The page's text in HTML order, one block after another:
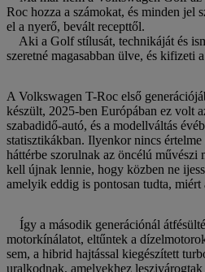
Roc hozza a számokat, és minden jel
el a nyerő, bevált recepttől.
Aki a Golf stílusát, technikáját és
szeretné magasabban ülve, és kifizeti
A Volkswagen T-Roc első
készült, 2025-ben Európában ez volt
szabadidő-autó, és a modellváltás
statisztikákban. Ilyenkor nincs
háttérbe szorulnak az öncélú művészi
kell újnak lennie, hogy közben ne
amelyik eddig is pontosan tudta,
Így a második generációnál
motorkínálatot, eltűntek a
sem, a hibrid hajtással kiegészített
uralkodnak, amelyekhez